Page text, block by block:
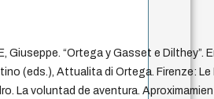
Giuseppe. “Ortega y Gasset e Dilthey”.
(eds.), Attualita di Ortega. Firenze:
La voluntad de aventura.